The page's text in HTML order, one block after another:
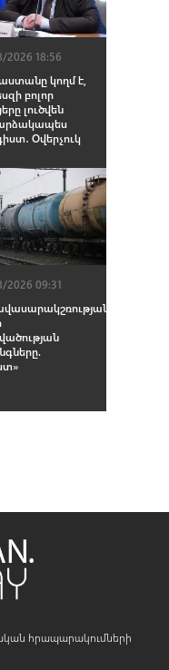
2026 18:56
կողմ է,
բոլոր
լուծվեն
Օվերչուկ
2026 09:31
հրապարակումների